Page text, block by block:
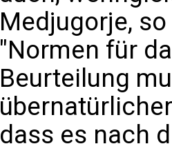
Medjugorje,
"Normen für
Beurteilung
dass es nach